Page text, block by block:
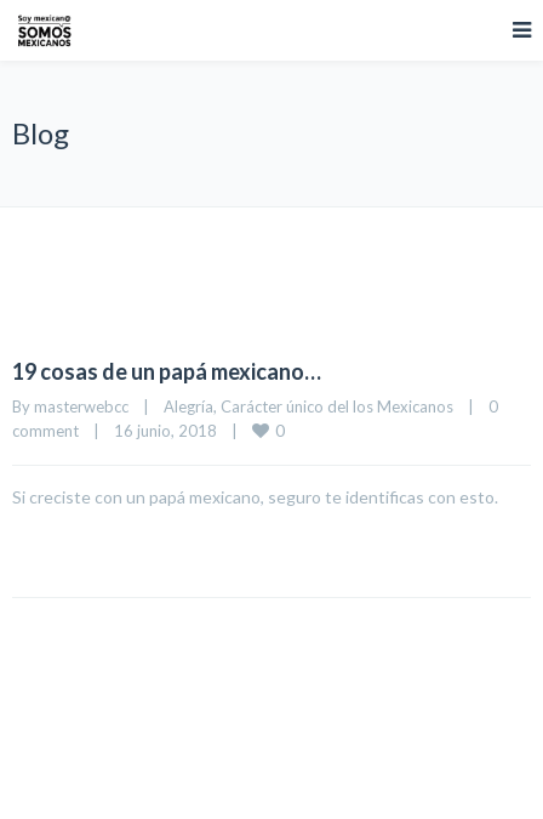
Blog
19 cosas de un papá mexicano…
By masterwebcc Alegría, Carácter único del los Mexicanos
0
comment
16 junio, 2018 0
Si creciste con un papá mexicano, seguro te identificas con esto.